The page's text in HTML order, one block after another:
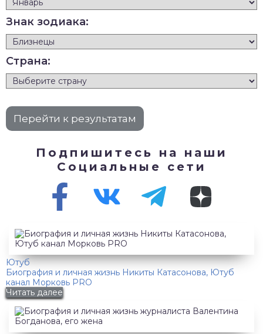
Знак зодиака:
Страна:
Подпишитесь на наши
Социальные сети
Ютуб
Биография и личная жизнь Никиты Катасонова, Ютуб
канал Морковь PRO
Читать далее